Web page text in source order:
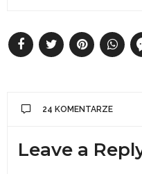
24 KOMENTARZE
Leave a